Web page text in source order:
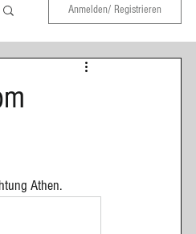
Anmelden/ Registrieren
Athen.